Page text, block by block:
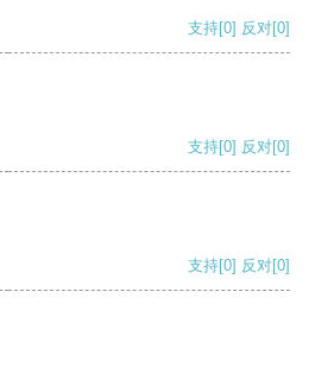
支持[0] 反对[0]
支持[0] 反对[0]
支持[0] 反对[0]